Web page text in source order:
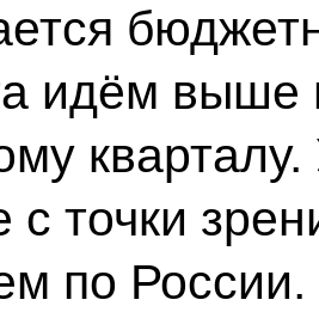
идём выше
с точки
по России.